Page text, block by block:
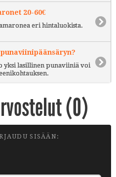
20-60€
eri hintaluokista.
yksi lasillinen punaviiniä voi
(0)
SISÄÄN: